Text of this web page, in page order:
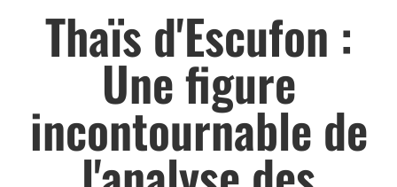
Thaïs d'Escufon :
Une figure
incontournable de